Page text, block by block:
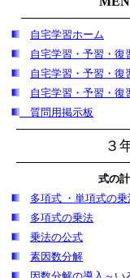
自宅学習ホーム
自宅学習・予習・復
自宅学習・予習・復
自宅学習・予習・復
質問用掲示板
３
式の
多項式 ・単項式の
多項式の乗法
乗法の公式
素因数分解